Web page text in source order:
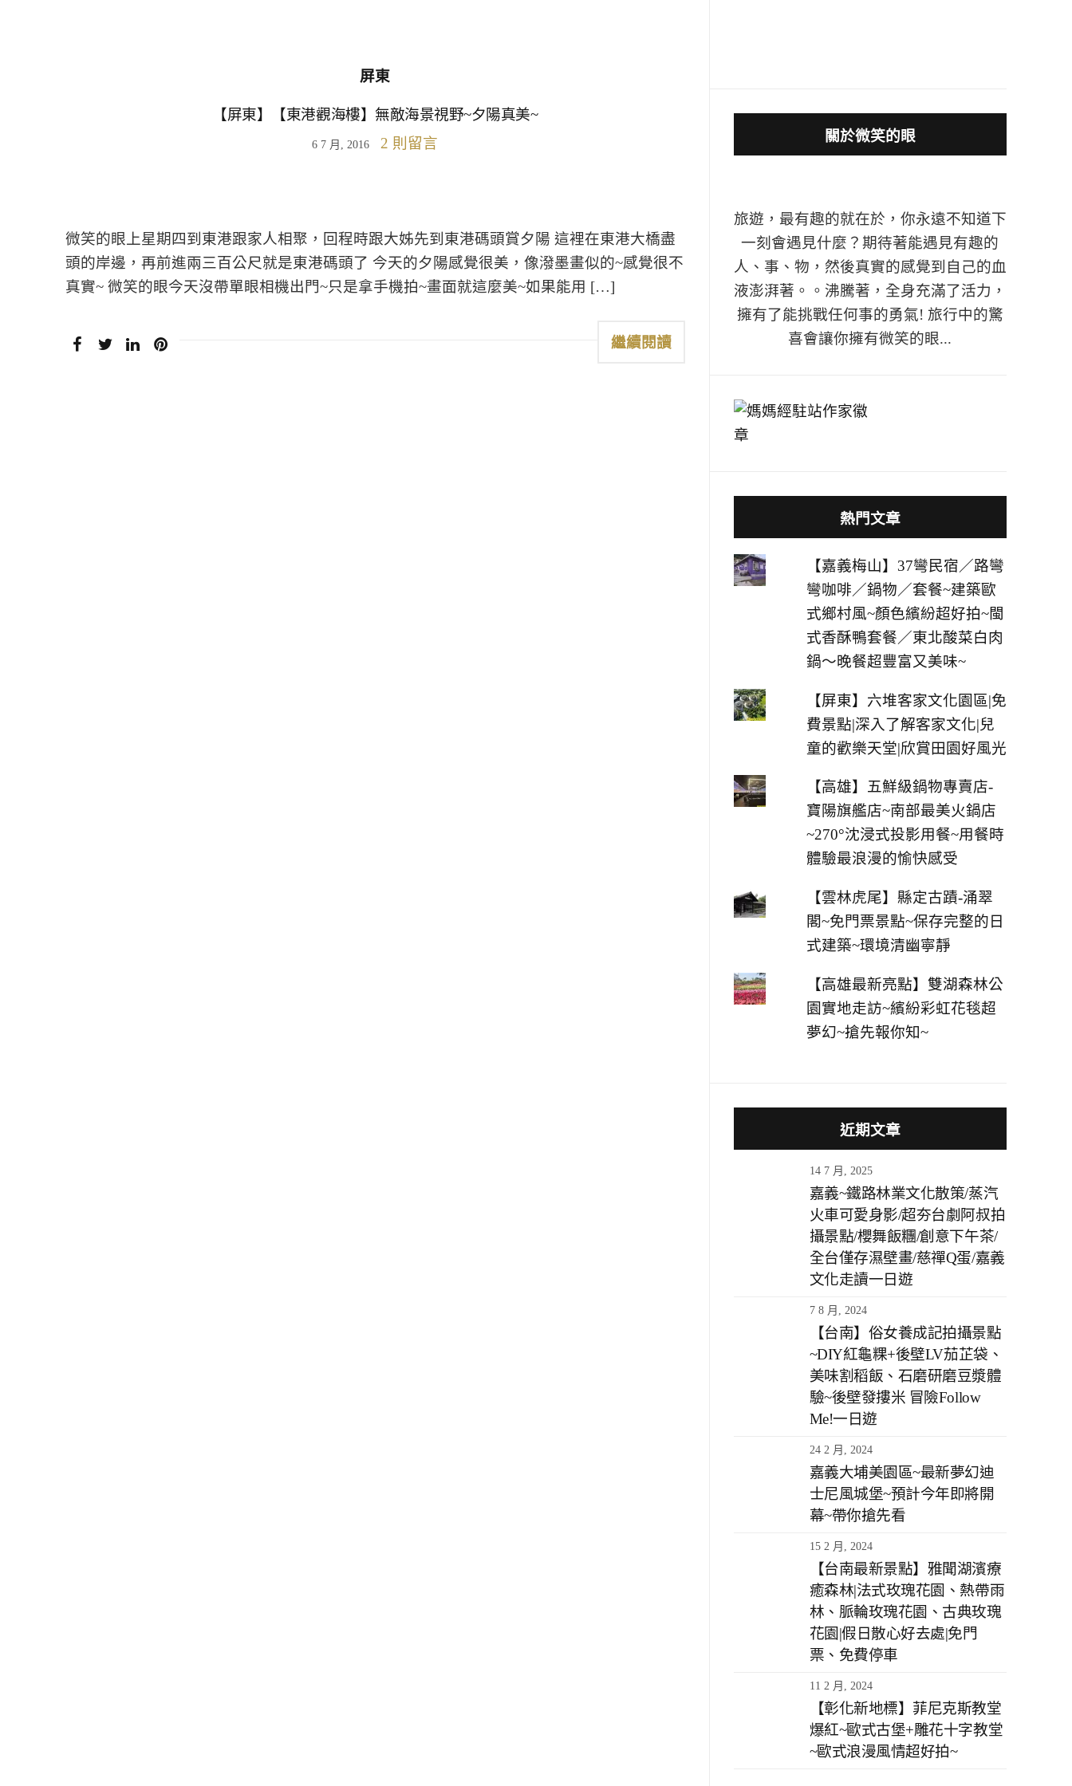
屏東
【屏東】【東港觀海樓】無敵海景視野~夕陽真美~
6 7 月, 2016 2 則留言
微笑的眼上星期四到東港跟家人相聚，回程時跟大姊先到東港碼頭賞夕陽 這裡在東港大橋盡
頭的岸邊，再前進兩三百公尺就是東港碼頭了 今天的夕陽感覺很美，像潑墨畫似的~感覺很不
真實~ 微笑的眼今天沒帶單眼相機出門~只是拿手機拍~畫面就這麼美~如果能用 […]
繼續閱讀
關於微笑的眼
旅遊，最有趣的就在於，你永遠不知道下
一刻會遇見什麼？期待著能遇見有趣的
人、事、物，然後真實的感覺到自己的血
液澎湃著。。沸騰著，全身充滿了活力，
擁有了能挑戰任何事的勇氣! 旅行中的驚
喜會讓你擁有微笑的眼...
熱門文章
【嘉義梅山】37彎民宿／路彎
彎咖啡／鍋物／套餐~建築歐
式鄉村風~顏色繽紛超好拍~閩
式香酥鴨套餐／東北酸菜白肉
鍋～晚餐超豐富又美味~
【屏東】六堆客家文化園區|免
費景點|深入了解客家文化|兒
童的歡樂天堂|欣賞田園好風光
【高雄】五鮮級鍋物專賣店-
寶陽旗艦店~南部最美火鍋店
~270°沈浸式投影用餐~用餐時
體驗最浪漫的愉快感受
【雲林虎尾】縣定古蹟-涌翠
閣~免門票景點~保存完整的日
式建築~環境清幽寧靜
【高雄最新亮點】雙湖森林公
園實地走訪~繽紛彩虹花毯超
夢幻~搶先報你知~
近期文章
14 7 月, 2025
嘉義~鐵路林業文化散策/蒸汽
火車可愛身影/超夯台劇阿叔拍
攝景點/櫻舞飯糰/創意下午茶/
全台僅存濕壁畫/慈禪Q蛋/嘉義
文化走讀一日遊
7 8 月, 2024
【台南】俗女養成記拍攝景點
~DIY紅龜粿+後壁LV茄芷袋、
美味割稻飯、石磨研磨豆漿體
驗~後壁發摟米 冒險Follow
Me!一日遊
24 2 月, 2024
嘉義大埔美園區~最新夢幻迪
士尼風城堡~預計今年即將開
幕~帶你搶先看
15 2 月, 2024
【台南最新景點】雅聞湖濱療
癒森林|法式玫瑰花園、熱帶雨
林、脈輪玫瑰花園、古典玫瑰
花園|假日散心好去處|免門
票、免費停車
11 2 月, 2024
【彰化新地標】菲尼克斯教堂
爆紅~歐式古堡+雕花十字教堂
~歐式浪漫風情超好拍~